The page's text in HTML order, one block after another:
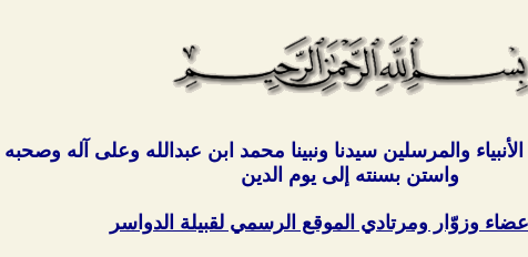
والمرسلين سيدنا ونبينا محمد ابن عبدالله وعلى آله
واستن بسنته إلى يوم الدين
أعضاء وزوّار ومرتادي الموقع الرسمي لقبيلة الدواسر